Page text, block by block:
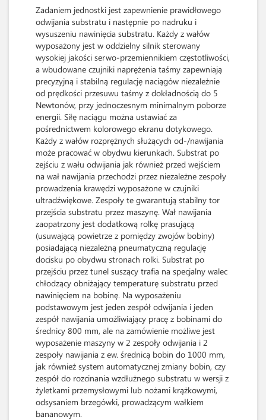
Zadaniem jednostki jest zapewnienie prawidłowego
odwijania substratu i następnie po nadruku i
wysuszeniu nawinięcia substratu. Każdy z wałów
wyposażony jest w oddzielny silnik sterowany
wysokiej jakości serwo-przemiennikiem częstotliwości,
a wbudowane czujniki naprężenia taśmy zapewniają
precyzyjną i stabilną regulację naciągów niezależnie
od prędkości przesuwu taśmy z dokładnością do 5
Newtonów, przy jednoczesnym minimalnym poborze
energii. Siłę naciągu można ustawiać za
pośrednictwem kolorowego ekranu dotykowego.
Każdy z wałów rozprężnych służących od-/nawijania
może pracować w obydwu kierunkach. Substrat po
zejściu z wału odwijania jak również przed wejściem
na wał nawijania przechodzi przez niezależne zespoły
prowadzenia krawędzi wyposażone w czujniki
ultradźwiękowe. Zespoły te gwarantują stabilny tor
przejścia substratu przez maszynę. Wał nawijania
zaopatrzony jest dodatkową rolkę prasującą
(usuwającą powietrze z pomiędzy zwojów bobiny)
posiadającą niezależną pneumatyczną regulację
docisku po obydwu stronach rolki. Substrat po
przejściu przez tunel suszący trafia na specjalny walec
chłodzący obniżający temperaturę substratu przed
nawinięciem na bobinę. Na wyposażeniu
podstawowym jest jeden zespół odwijania i jeden
zespół nawijania umożliwiający pracę z bobinami do
średnicy 800 mm, ale na zamówienie możliwe jest
wyposażenie maszyny w 2 zespoły odwijania i 2
zespoły nawijania z ew. średnicą bobin do 1000 mm,
jak również system automatycznej zmiany bobin, czy
zespół do rozcinania wzdłużnego substratu w wersji z
żyletkami przemysłowymi lub nożami krążkowymi,
odsysaniem brzegówki, prowadzącym wałkiem
bananowym.